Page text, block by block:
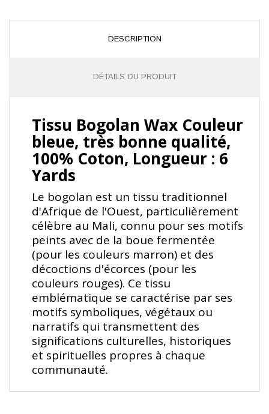
DESCRIPTION
DÉTAILS DU PRODUIT
Tissu Bogolan Wax Couleur
bleue, très bonne qualité,
100% Coton, Longueur : 6
Yards
Le bogolan est un tissu traditionnel
d'Afrique de l'Ouest, particulièrement
célèbre au Mali, connu pour ses motifs
peints avec de la boue fermentée
(pour les couleurs marron) et des
décoctions d'écorces (pour les
couleurs rouges). Ce tissu
emblématique se caractérise par ses
motifs symboliques, végétaux ou
narratifs qui transmettent des
significations culturelles, historiques
et spirituelles propres à chaque
communauté.